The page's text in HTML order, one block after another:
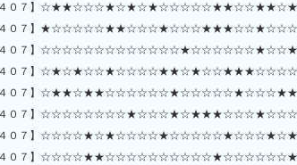
４０７】
ｘ４０７】
ｘ４０７】
４０７】
４０７】
４０７】
ｘ４０７】
ｘ４０７】